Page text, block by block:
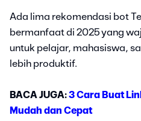
Ada lima rekomendasi bot
bermanfaat di 2025 yang
untuk pelajar, mahasiswa,
lebih produktif.
BACA JUGA:3 Cara Buat
Mudah dan Cepat